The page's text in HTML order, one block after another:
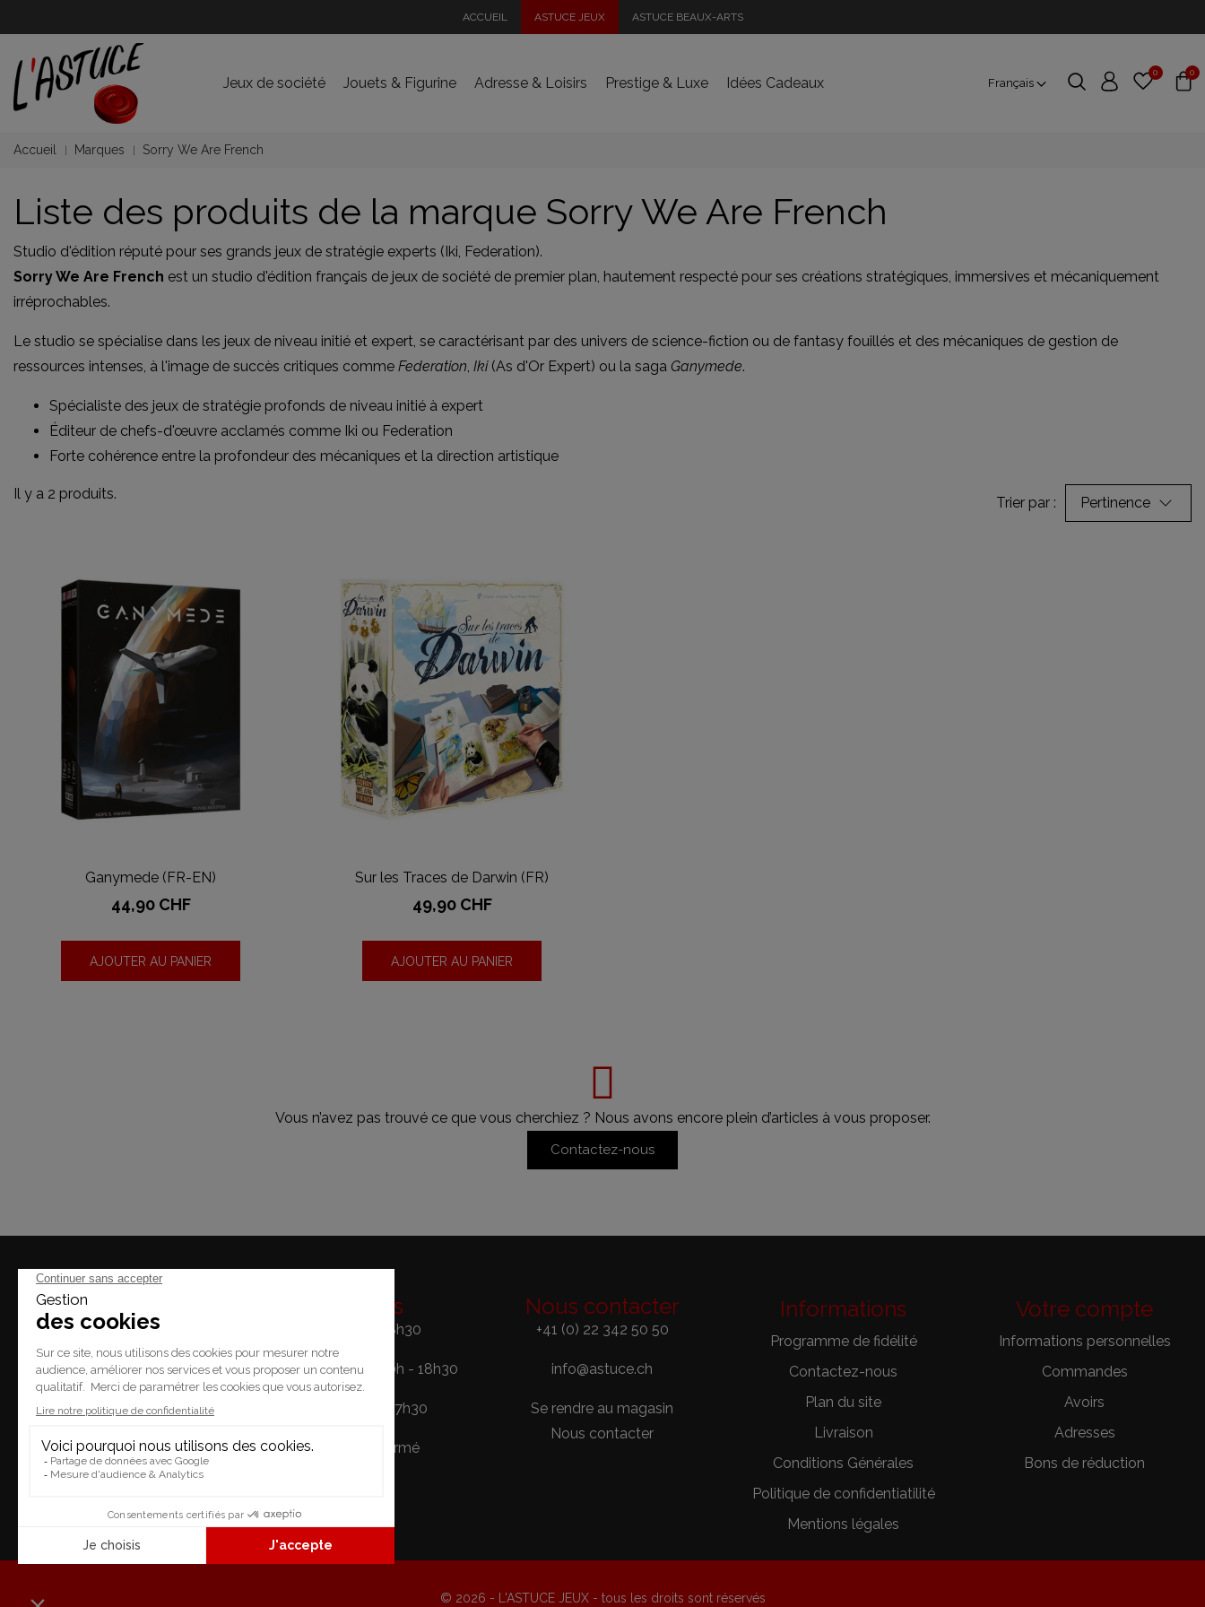
ACCUEIL ASTUCE JEUX ASTUCE BEAUX-ARTS
Jeux de société Jouets & Figurine Adresse & Loisirs Prestige & Luxe Idées Cadeaux Français
0 0
Accueil Marques Sorry We Are French
Liste des produits de la marque Sorry We Are French
Studio d'édition réputé pour ses grands jeux de stratégie experts (Iki, Federation).
Sorry We Are French est un studio d'édition français de jeux de société de premier plan, hautement respecté pour ses créations stratégiques, immersives et mécaniquement
irréprochables.
Le studio se spécialise dans les jeux de niveau initié et expert, se caractérisant par des univers de science-fiction ou de fantasy fouillés et des mécaniques de gestion de
ressources intenses, à l'image de succès critiques comme Federation, Iki(As d'Or Expert) ou la saga Ganymede.
Spécialiste des jeux de stratégie profonds de niveau initié à expert
Éditeur de chefs-d'œuvre acclamés comme Iki ou Federation
Forte cohérence entre la profondeur des mécaniques et la direction artistique
Il y a 2 produits.
Trier par : Pertinence
Ganymede (FR-EN)
Prix
44,90 CHF
AJOUTER AU PANIER
Sur les Traces de Darwin (FR)
Prix
49,90 CHF
AJOUTER AU PANIER
Vous n’avez pas trouvé ce que vous cherchiez ? Nous avons encore plein d’articles à vous proposer.
Contactez-nous
Place du Temple 2.
Horaires
Lundi: 14h - 18h30
Mardi / Vendredi: 10h - 18h30
Samedi: 10h - 17h30
Dimanche: Fermé
Nous contacter
+41 (0) 22 342 50 50
info@astuce.ch
Se rendre au magasin
Nous contacter
Informations
Programme de fidélité
Contactez-nous
Plan du site
Livraison
Conditions Générales
Politique de confidentiatilité
Mentions légales
Votre compte
Informations personnelles
Commandes
Avoirs
Adresses
Bons de réduction
© 2026 - L'ASTUCE JEUX - tous les droits sont réservés